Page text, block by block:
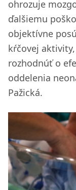
ohrozuje
ďalšiemu
objektívne
kŕčovej
rozhodnúť o
oddelenia
Pažická.